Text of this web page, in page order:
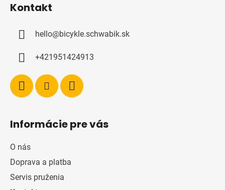
Kontakt
hello@bicykle.schwabik.sk
+421951424913
Informácie pre vás
O nás
Doprava a platba
Servis pruženia